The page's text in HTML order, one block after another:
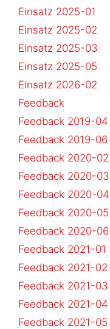
Einsatz 2025-01
Einsatz 2025-02
Einsatz 2025-03
Einsatz 2025-05
Einsatz 2026-02
Feedback
Feedback 2019-04
Feedback 2019-06
Feedback 2020-02
Feedback 2020-03
Feedback 2020-04
Feedback 2020-05
Feedback 2020-06
Feedback 2021-01
Feedback 2021-02
Feedback 2021-03
Feedback 2021-04
Feedback 2021-05